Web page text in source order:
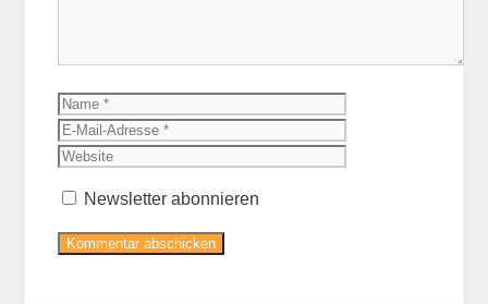
Name
Newsletter abonnieren